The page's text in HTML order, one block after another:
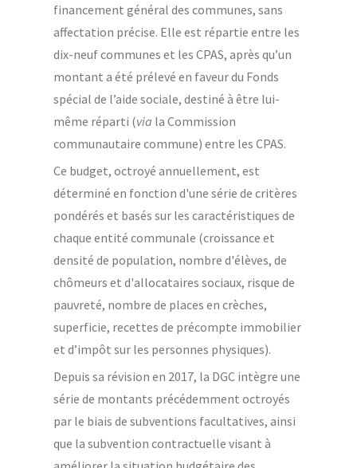
financement général des communes, sans
affectation précise. Elle est répartie entre les
dix-neuf communes et les CPAS, après qu’un
montant a été prélevé en faveur du Fonds
spécial de l’aide sociale, destiné à être lui-
même réparti (via la Commission
communautaire commune) entre les CPAS.
Ce budget, octroyé annuellement, est
déterminé en fonction d'une série de critères
pondérés et basés sur les caractéristiques de
chaque entité communale (croissance et
densité de population, nombre d'élèves, de
chômeurs et d'allocataires sociaux, risque de
pauvreté, nombre de places en crèches,
superficie, recettes de précompte immobilier
et d’impôt sur les personnes physiques).
Depuis sa révision en 2017, la DGC intègre une
série de montants précédemment octroyés
par le biais de subventions facultatives, ainsi
que la subvention contractuelle visant à